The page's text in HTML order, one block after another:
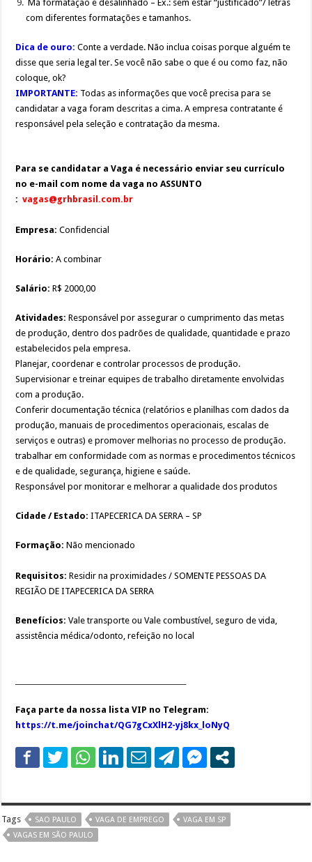
Má formatação e desalinhado – Ex.: sem estar “justificado”/ letras
com diferentes formatações e tamanhos.
Dica de ouro: Conte a verdade. Não inclua coisas porque alguém te
disse que seria legal ter. Se você não sabe o que é ou como faz, não
coloque, ok?
IMPORTANTE: Todas as informações que você precisa para se
candidatar a vaga foram descritas a cima. A empresa contratante é
responsável pela seleção e contratação da mesma.
Para se candidatar a Vaga é necessário enviar seu currículo
no e-mail com nome da vaga no ASSUNTO
:vagas@grhbrasil.com.br
Empresa: Confidencial
Horário: A combinar
Salário: R$ 2000,00
Atividades: Responsável por assegurar o cumprimento das metas
de produção, dentro dos padrões de qualidade, quantidade e prazo
estabelecidos pela empresa.
Planejar, coordenar e controlar processos de produção.
Supervisionar e treinar equipes de trabalho diretamente envolvidas
com a produção.
Conferir documentação técnica (relatórios e planilhas com dados da
produção, manuais de procedimentos operacionais, escalas de
serviços e outras) e promover melhorias no processo de produção.
trabalhar em conformidade com as normas e procedimentos técnicos
e de qualidade, segurança, higiene e saúde.
Responsável por monitorar e melhorar a qualidade dos produtos
Cidade / Estado:ITAPECERICA DA SERRA – SP
Formação: Não mencionado
Requisitos: Residir na proximidades / SOMENTE PESSOAS DA
REGIÃO DE ITAPECERICA DA SERRA
Benefícios: Vale transporte ou Vale combustível, seguro de vida,
assistência médica/odonto, refeição no local
Faça parte da nossa lista VIP no Telegram:
https://t.me/joinchat/QG7gCxXlH2-yj8kx_loNyQ
Tags SAO PAULO VAGA DE EMPREGO
VAGA EM SP
VAGAS EM SÃO PAULO